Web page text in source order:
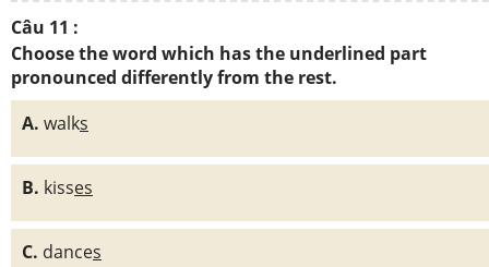
Câu 11 :
Choose the word which has the underlined part
pronounced differently from the rest.
A. walks
B. kisses
C. dances